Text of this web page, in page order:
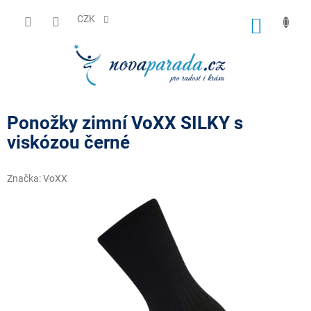
CZK
Ponožky zimní VoXX SILKY s
viskózou černé
Značka:VoXX